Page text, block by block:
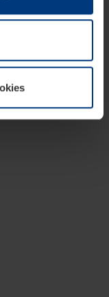
alle andere
Uw
uitleg van de